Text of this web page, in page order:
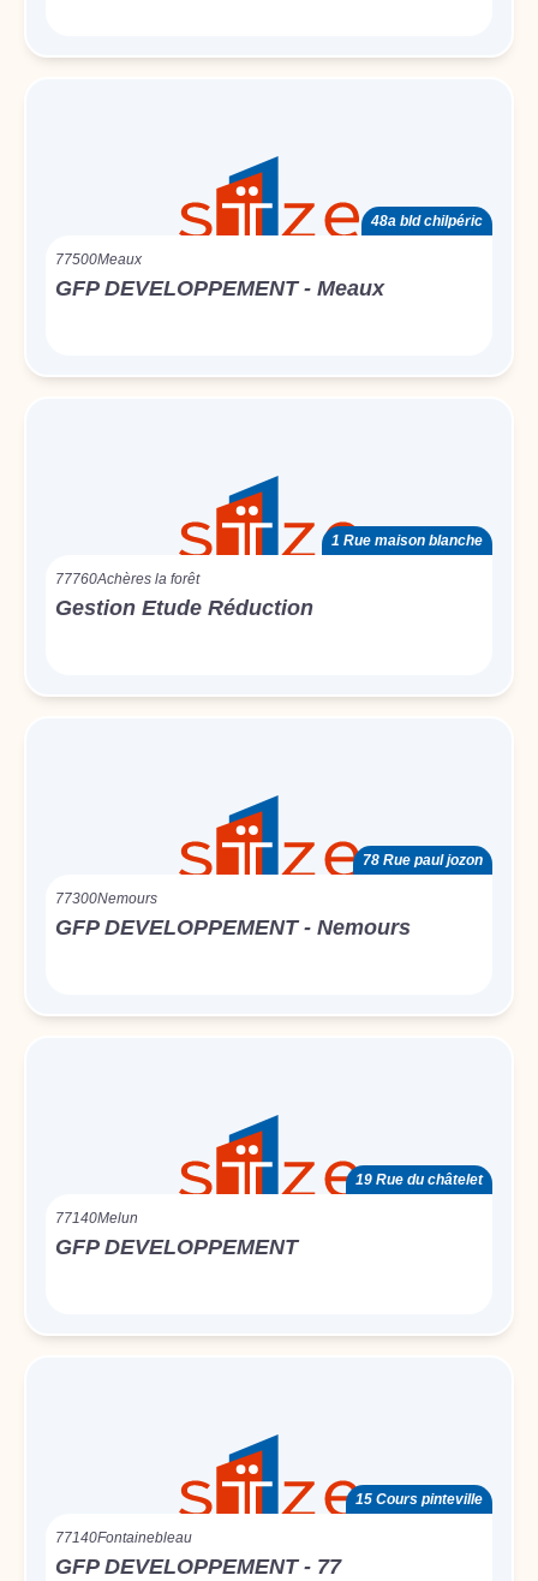
48a bld chilpéric
77500Meaux
GFP DEVELOPPEMENT - Meaux
1 Rue maison blanche
77760Achères la forêt
Gestion Etude Réduction
78 Rue paul jozon
77300Nemours
GFP DEVELOPPEMENT - Nemours
19 Rue du châtelet
77140Melun
GFP DEVELOPPEMENT
15 Cours pinteville
77140Fontainebleau
GFP DEVELOPPEMENT - 77